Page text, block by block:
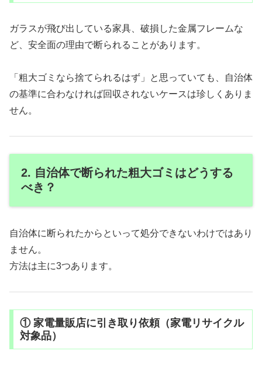
ガラスが飛び出している家具、破損した金属フレームな
ど、安全面の理由で断られることがあります。
「粗大ゴミなら捨てられるはず」と思っていても、自治体
の基準に合わなければ回収されないケースは珍しくありま
せん。
2. 自治体で断られた粗大ゴミはどうする
べき？
自治体に断られたからといって処分できないわけではあり
ません。
方法は主に3つあります。
① 家電量販店に引き取り依頼（家電リサイクル
対象品）